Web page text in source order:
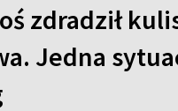
zdradził
Jedna